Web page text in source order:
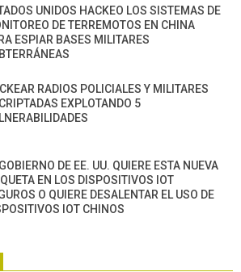
UNIDOS HACKEO LOS SISTEMAS DE
DE TERREMOTOS EN CHINA
ESPIAR BASES MILITARES
RADIOS POLICIALES Y MILITARES
EXPLOTANDO 5
DE EE. UU. QUIERE ESTA NUEVA
EN LOS DISPOSITIVOS IOT
O QUIERE DESALENTAR EL USO DE
IOT CHINOS